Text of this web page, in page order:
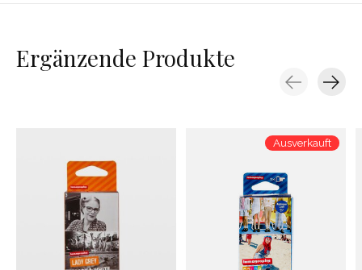
Ergänzende Produkte
Ausverkauft